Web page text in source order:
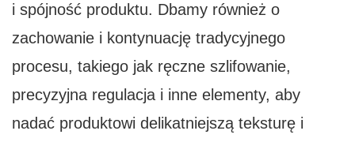
i spójność produktu. Dbamy również o
zachowanie i kontynuację tradycyjnego
procesu, takiego jak ręczne szlifowanie,
precyzyjna regulacja i inne elementy, aby
nadać produktowi delikatniejszą teksturę i